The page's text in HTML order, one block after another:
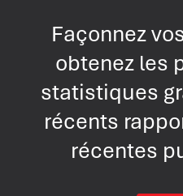
Façonnez
obtenez les
statistiques
récents
récentes